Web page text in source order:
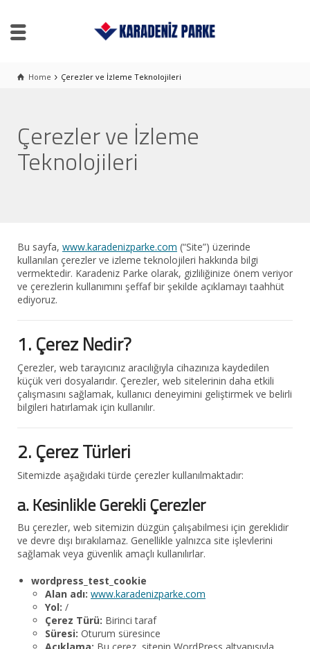
Home Çerezler ve İzleme Teknolojileri
Çerezler ve İzleme
Teknolojileri
Bu sayfa, www.karadenizparke.com (“Site”) üzerinde
kullanılan çerezler ve izleme teknolojileri hakkında bilgi
vermektedir. Karadeniz Parke olarak, gizliliğinize önem veriyor
ve çerezlerin kullanımını şeffaf bir şekilde açıklamayı taahhüt
ediyoruz.
1. Çerez Nedir?
Çerezler, web tarayıcınız aracılığıyla cihazınıza kaydedilen
küçük veri dosyalarıdır. Çerezler, web sitelerinin daha etkili
çalışmasını sağlamak, kullanıcı deneyimini geliştirmek ve belirli
bilgileri hatırlamak için kullanılır.
2. Çerez Türleri
Sitemizde aşağıdaki türde çerezler kullanılmaktadır:
a. Kesinlikle Gerekli Çerezler
Bu çerezler, web sitemizin düzgün çalışabilmesi için gereklidir
ve devre dışı bırakılamaz. Genellikle yalnızca site işlevlerini
sağlamak veya güvenlik amaçlı kullanılırlar.
wordpress_test_cookie
Alan adı: www.karadenizparke.com
Yol: /
Çerez Türü: Birinci taraf
Süresi: Oturum süresince